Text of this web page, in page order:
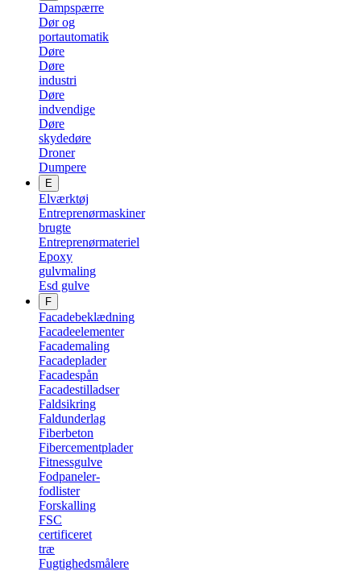
Dampspærre
Dør og
portautomatik
Døre
Døre
industri
Døre
indvendige
Døre
skydedøre
Droner
Dumpere
E
Elværktøj
Entreprenørmaskiner
brugte
Entreprenørmateriel
Epoxy
gulvmaling
Esd gulve
F
Facadebeklædning
Facadeelementer
Facademaling
Facadeplader
Facadespån
Facadestilladser
Faldsikring
Faldunderlag
Fiberbeton
Fibercementplader
Fitnessgulve
Fodpaneler-
fodlister
Forskalling
FSC
certificeret
træ
Fugtighedsmålere